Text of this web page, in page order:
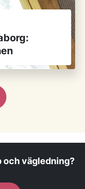
och vägledning?